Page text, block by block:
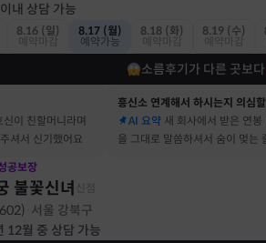
내 상담 가능
8.16 (일)
8.17 (월)
예약가능
8.18 (화)
8.19 (수)
소름후기가 다른 곳보다
이 친할머니라며
셔서 신기했어요
AI 요약 새 회사에서 받은 연
을 그대로 말씀하셔서 숨이 멎는
공보장
불꽃신녀
602) 서울 강북구
12월 중 상담 가능